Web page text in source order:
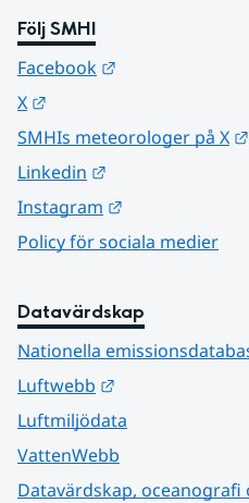
Följ SMHI
Facebook
X
SMHIs meteorologer på X
Linkedin
Instagram
Policy för sociala medier
Datavärdskap
Nationella
Luftwebb
Luftmiljödata
VattenWebb
Datavärdskap,